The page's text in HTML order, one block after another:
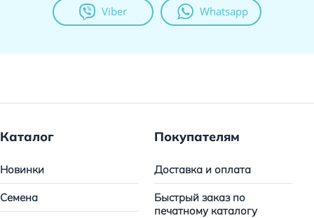
Viber Whatsapp
Каталог
Новинки
Семена
Покупателям
Доставка и оплата
Быстрый заказ по
печатному каталогу